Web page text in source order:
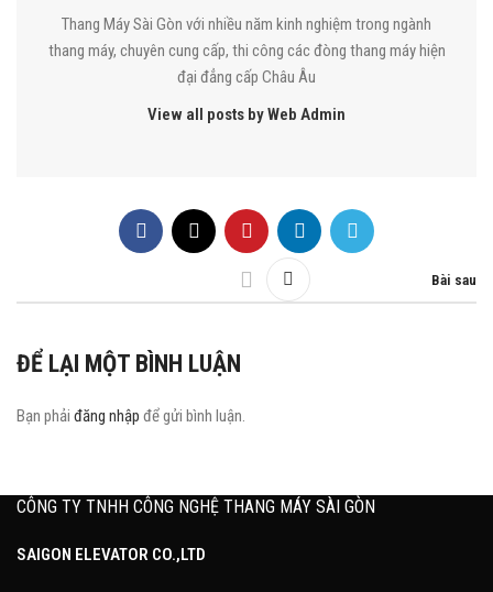
Thang Máy Sài Gòn với nhiều năm kinh nghiệm trong ngành
thang máy, chuyên cung cấp, thi công các đòng thang máy hiện
đại đẳng cấp Châu Âu
View all posts by Web Admin
Bài sau
ĐỂ LẠI MỘT BÌNH LUẬN
Bạn phải đăng nhập để gửi bình luận.
CÔNG TY TNHH CÔNG NGHỆ THANG MÁY SÀI GÒN
SAIGON ELEVATOR CO.,LTD